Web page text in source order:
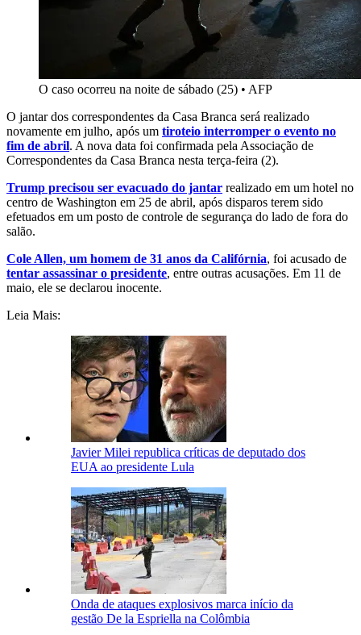
O caso ocorreu na noite de sábado (25) • AFP
O jantar dos correspondentes da Casa Branca será realizado
novamente em julho, após um tiroteio interromper o evento no
fim de abril. A nova data foi confirmada pela Associação de
Correspondentes da Casa Branca nesta terça-feira (2).
Trump precisou ser evacuado do jantar realizado em um hotel no
centro de Washington em 25 de abril, após disparos terem sido
efetuados em um posto de controle de segurança do lado de fora do
salão.
Cole Allen, um homem de 31 anos da Califórnia, foi acusado de
tentar assassinar o presidente, entre outras acusações. Em 11 de
maio, ele se declarou inocente.
Leia Mais:
Javier Milei republica críticas de deputado dos
EUA ao presidente Lula
Onda de ataques explosivos marca início da
gestão De la Espriella na Colômbia